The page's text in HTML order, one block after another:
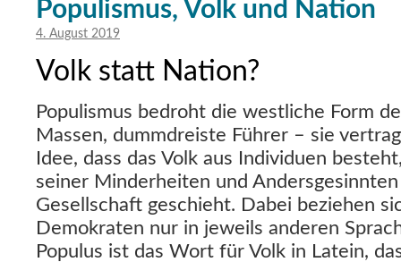
Populismus, Volk und Nation
4. August 2019
Volk statt Nation?
Populismus bedroht die westliche Form
Massen, dummdreiste Führer – sie
Idee, dass das Volk aus Individuen
seiner Minderheiten und
Gesellschaft geschieht. Dabei beziehen
Demokraten nur in jeweils anderen
Populus ist das Wort für Volk in Latein,